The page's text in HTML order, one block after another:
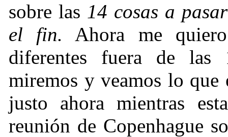
sobre las 14 cosas a
el fin. Ahora me
diferentes fuera de las
miremos y veamos lo que
justo ahora mientras
reunión de Copenhague